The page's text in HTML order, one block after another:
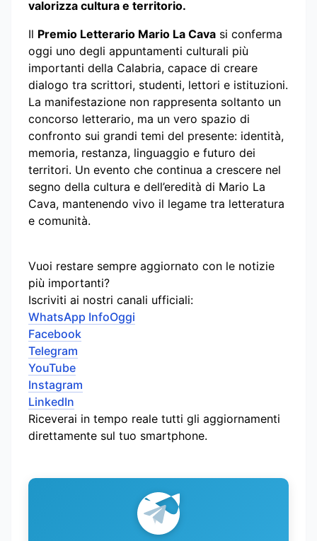
valorizza cultura e territorio.
Il Premio Letterario Mario La Cava si conferma
oggi uno degli appuntamenti culturali più
importanti della Calabria, capace di creare
dialogo tra scrittori, studenti, lettori e istituzioni.
La manifestazione non rappresenta soltanto un
concorso letterario, ma un vero spazio di
confronto sui grandi temi del presente: identità,
memoria, restanza, linguaggio e futuro dei
territori. Un evento che continua a crescere nel
segno della cultura e dell’eredità di Mario La
Cava, mantenendo vivo il legame tra letteratura
e comunità.
Vuoi restare sempre aggiornato con le notizie
più importanti?
Iscriviti ai nostri canali ufficiali:
WhatsApp InfoOggi
Facebook
Telegram
YouTube
Instagram
LinkedIn
Riceverai in tempo reale tutti gli aggiornamenti
direttamente sul tuo smartphone.